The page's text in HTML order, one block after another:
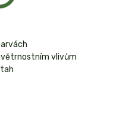
vlivům